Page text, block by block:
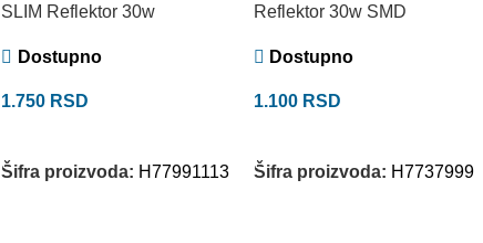
SLIM Reflektor 30w
Dostupno
1.750 RSD
Šifra proizvoda: H77991113
Reflektor 30w SMD
Dostupno
1.100 RSD
Šifra proizvoda: H7737999